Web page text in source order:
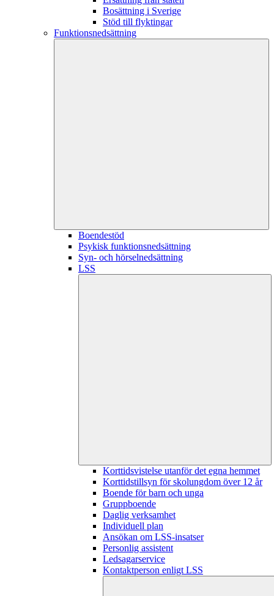
Bosättning i Sverige
Stöd till flyktingar
Funktionsnedsättning
Boendestöd
Psykisk funktionsnedsättning
Syn- och hörselnedsättning
LSS
Korttidsvistelse utanför det egna hemmet
Korttidstillsyn för skolungdom över 12 år
Boende för barn och unga
Gruppboende
Daglig verksamhet
Individuell plan
Ansökan om LSS-insatser
Personlig assistent
Ledsagarservice
Kontaktperson enligt LSS